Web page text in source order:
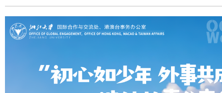
工程及优化领域，其在可再生能源的生产计划与调度、供应链优化以
领域享有国际盛誉，是美国化学工程师学会会士，曾获英国皇家化学会
Prize）。 6月1日，Maravelias教授应邀作题为“Systems Engineering for Industrial Electrification
（面向工业电气化的系统工程）”的学术报告。报告会由化学工程与生
能源系统的建模、优化和系统设计问题展开介绍，阐述了系统工程方
因素、指导工艺创新和推动低碳转型中的重要作用。 随后，